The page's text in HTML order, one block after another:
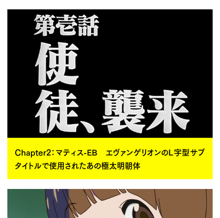
Chapter2：マティス-EB エヴァンゲリオンのL字型サブ
タイトルで使用されたあの極太明朝体